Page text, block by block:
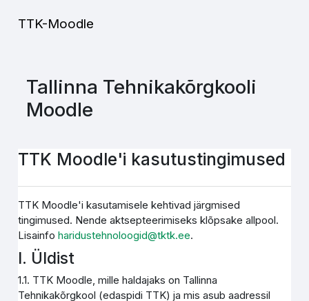
TTK-Moodle
Tallinna Tehnikakõrgkooli
Moodle
TTK Moodle'i kasutustingimused
TTK Moodle'i kasutamisele kehtivad järgmised
tingimused. Nende aktsepteerimiseks klõpsake allpool.
Lisainfoharidustehnoloogid@tktk.ee.
I. Üldist
1.1. TTK Moodle, mille haldajaks on Tallinna
Tehnikakõrgkool (edaspidi TTK) ja mis asub aadressil